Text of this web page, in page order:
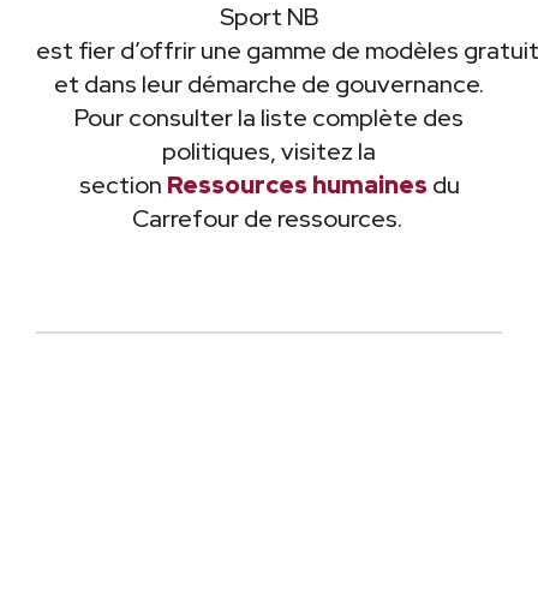
Sport NB
est fier d’offrir une gamme de modèles
et dans leur démarche de gouvernance.
Pour consulter la liste complète des
politiques, visitez la
section Ressources humainesdu
Carrefour de ressources.